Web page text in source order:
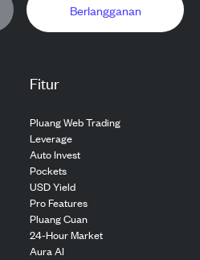
Fitur
Pluang Web Trading
Leverage
Auto Invest
Pockets
USD Yield
Pro Features
Pluang Cuan
24-Hour Market
Aura AI
Berlangganan